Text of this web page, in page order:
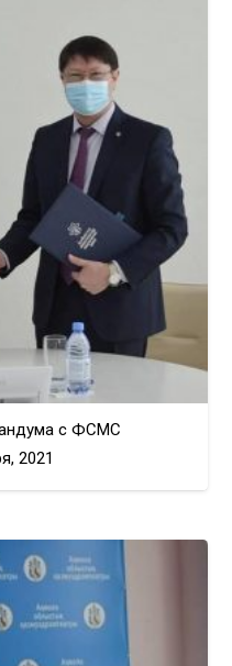
с ФСМС
2021